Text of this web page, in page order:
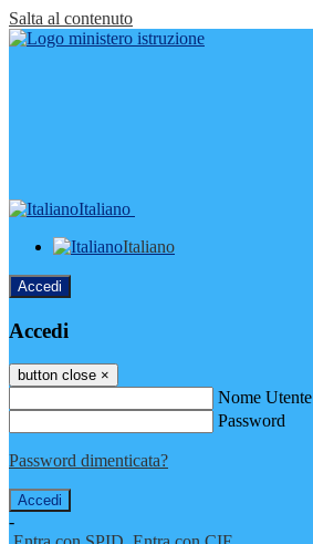
Salta al contenuto
Italiano
Italiano
Accedi
Accedi
button close ×
Nome Utente
Password
Password dimenticata?
-